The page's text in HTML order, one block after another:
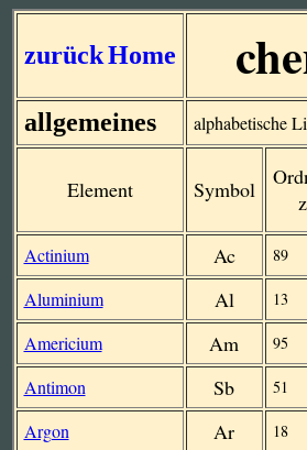
zurückHome
allgemeines alphabetische
Element Symbol
Actinium Ac 89
Aluminium Al 13
Americium Am 95
Antimon Sb 51
Argon Ar 18